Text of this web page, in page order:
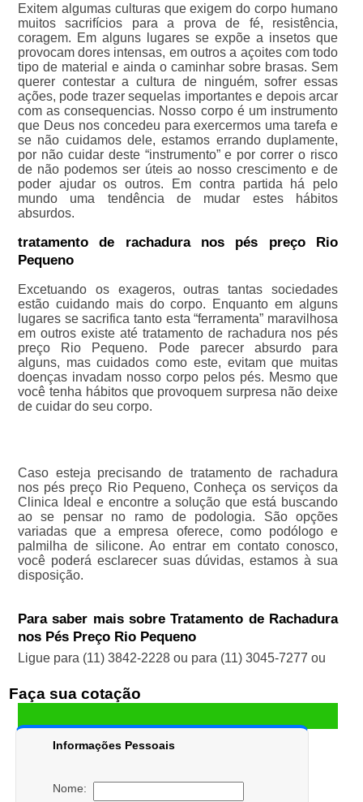
Exitem algumas culturas que exigem do corpo humano
muitos sacrifícios para a prova de fé, resistência,
coragem. Em alguns lugares se expõe a insetos que
provocam dores intensas, em outros a açoites com todo
tipo de material e ainda o caminhar sobre brasas. Sem
querer contestar a cultura de ninguém, sofrer essas
ações, pode trazer sequelas importantes e depois arcar
com as consequencias. Nosso corpo é um instrumento
que Deus nos concedeu para exercermos uma tarefa e
se não cuidamos dele, estamos errando duplamente,
por não cuidar deste “instrumento” e por correr o risco
de não podemos ser úteis ao nosso crescimento e de
poder ajudar os outros. Em contra partida há pelo
mundo uma tendência de mudar estes hábitos
absurdos.
tratamento de rachadura nos pés preço Rio
Pequeno
Excetuando os exageros, outras tantas sociedades
estão cuidando mais do corpo. Enquanto em alguns
lugares se sacrifica tanto esta “ferramenta” maravilhosa
em outros existe até tratamento de rachadura nos pés
preço Rio Pequeno. Pode parecer absurdo para
alguns, mas cuidados como este, evitam que muitas
doenças invadam nosso corpo pelos pés. Mesmo que
você tenha hábitos que provoquem surpresa não deixe
de cuidar do seu corpo.
Caso esteja precisando de tratamento de rachadura
nos pés preço Rio Pequeno, Conheça os serviços da
Clinica Ideal e encontre a solução que está buscando
ao se pensar no ramo de podologia. São opções
variadas que a empresa oferece, como podólogo e
palmilha de silicone. Ao entrar em contato conosco,
você poderá esclarecer suas dúvidas, estamos à sua
disposição.
Para saber mais sobre Tratamento de Rachadura
nos Pés Preço Rio Pequeno
Ligue para (11) 3842-2228ou para (11) 3045-7277 ou
Faça sua cotação
Informações Pessoais
Nome: